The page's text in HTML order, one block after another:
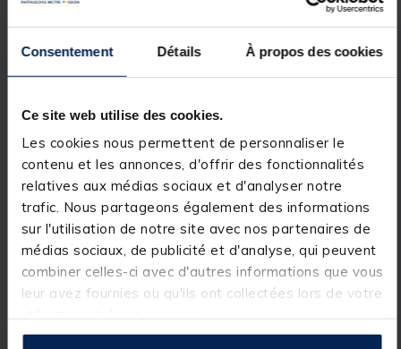
Consentement Détails À propos des cookies
Ce site web utilise des cookies.
Les cookies nous permettent de personnaliser le
contenu et les annonces, d'offrir des fonctionnalités
relatives aux médias sociaux et d'analyser notre
trafic. Nous partageons également des informations
sur l'utilisation de notre site avec nos partenaires de
médias sociaux, de publicité et d'analyse, qui peuvent
combiner celles-ci avec d'autres informations que vous
leur avez fournies ou qu'ils ont collectées lors de votre
des subfloats et son design long et puissant permet
de dompter des silures de toutes tailles. La version
new-look dispose également d’une poignée de
combat en EVA recouverte d’un tube rétractable
antidérapant, ce qui lui confère un toucher agréable
taille, ce qui permet dela caler plus efficacement
contre soi lors d’un combat acharné avec un
poisson. Ces cannes rendent vraiment justice à leur
nom : elles sont luxueuses dans tous les sens du
terme. Equipées d’anneaux SeaGuide.
Caractéristiques :
• Nouvelle cosmétique plus élégante
• Blank sensible mais puissant
• Anneaux SeaGuide
• Poignée de combat EVA avec tube rétractable
antidérapant
• Pommeau king size pour plus de confort
Détails